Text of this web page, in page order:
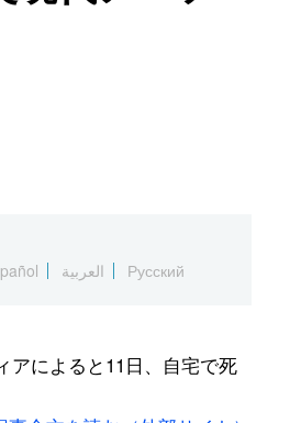
العربية Русский
アによると11日、自宅で死